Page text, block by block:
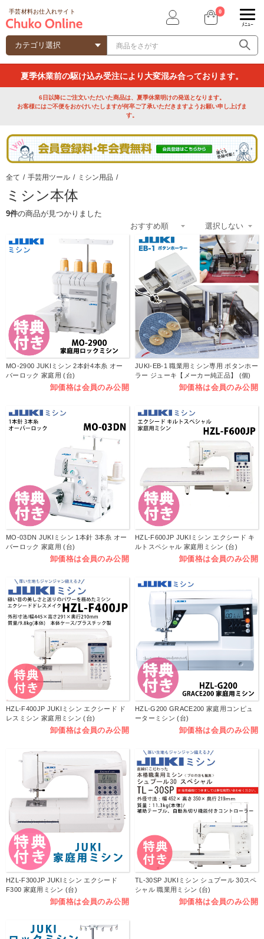
手芸材料お仕入れサイト 0
ﾒﾆｭｰ
夏季休業前の駆け込み受注により大変混み合っております。
6日以降にご注文いただいた商品は、夏季休業明けの発送となります。
お客様にはご不便をおかけいたしますが何卒ご了承いただきますようお願い申し上げま
す。
全て / 手芸用ツール / ミシン用品 /
ミシン本体
9件の商品が見つかりました
MO-2900 JUKIミシン 2本針4本糸 オー
バーロック 家庭用 (台)
卸価格は会員のみ公開
JUKI-EB-1 職業用ミシン専用 ボタンホー
ラー ジューキ【メーカー純正品】 (個)
卸価格は会員のみ公開
MO-03DN JUKIミシン 1本針 3本糸 オー
バーロック 家庭用 (台)
卸価格は会員のみ公開
HZL-F600JP JUKIミシン エクシード キ
ルトスペシャル 家庭用ミシン (台)
卸価格は会員のみ公開
HZL-F400JP JUKIミシン エクシード ド
レスミシン 家庭用ミシン (台)
卸価格は会員のみ公開
HZL-G200 GRACE200 家庭用コンピュ
ーターミシン (台)
卸価格は会員のみ公開
HZL-F300JP JUKIミシン エクシード
F300 家庭用ミシン (台)
卸価格は会員のみ公開
TL-30SP JUKIミシン シュプール 30スペ
シャル 職業用ミシン (台)
卸価格は会員のみ公開